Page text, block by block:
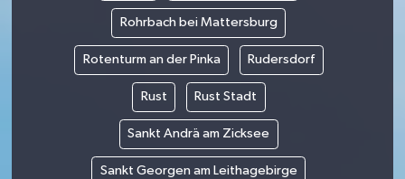
Rohrbach bei Mattersburg
Rotenturm an der Pinka Rudersdorf
Rust Rust Stadt
Sankt Andrä am Zicksee
Sankt Georgen am Leithagebirge